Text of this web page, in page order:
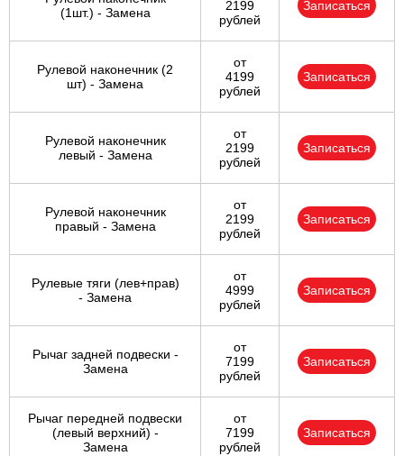
(1шт.) - Замена
2199
рублей
Записаться
Рулевой наконечник (2
шт) - Замена
от
4199
рублей
Записаться
Рулевой наконечник
левый - Замена
от
2199
рублей
Записаться
Рулевой наконечник
правый - Замена
от
2199
рублей
Записаться
Рулевые тяги (лев+прав)
- Замена
от
4999
рублей
Записаться
Рычаг задней подвески -
Замена
от
7199
рублей
Записаться
Рычаг передней подвески
(левый верхний) -
Замена
от
7199
рублей
Записаться